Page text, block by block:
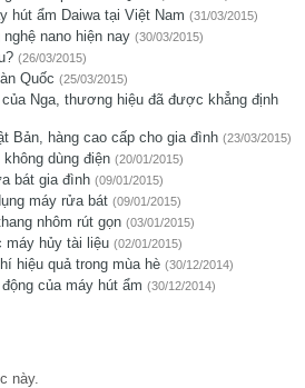
hút ẩm Daiwa tại Việt Nam (31/03/2015)
nano hiện nay (30/03/2015)
(26/03/2015)
Quốc (25/03/2015)
Nga, thương hiệu đã được khẳng định
Bản, hàng cao cấp cho gia đình (23/03/2015)
dùng điện (20/01/2015)
bát gia đình (09/01/2015)
máy rửa bát (09/01/2015)
nhôm rút gọn (03/01/2015)
máy hủy tài liệu (02/01/2015)
hiệu quả trong mùa hè (30/12/2014)
của máy hút ẩm (30/12/2014)
này.